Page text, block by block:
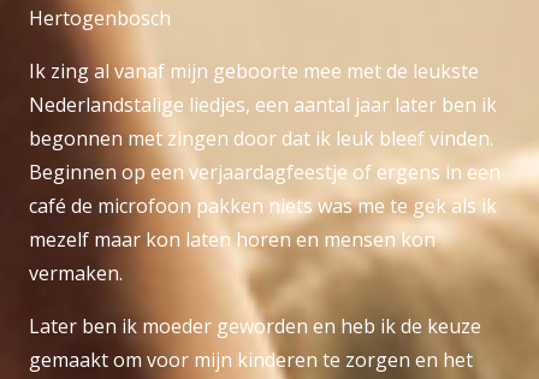
Hertogenbosch
Ik zing al vanaf mijn geboorte mee met de leukste
Nederlandstalige liedjes, een aantal jaar later ben ik
begonnen met zingen door dat ik leuk bleef vinden.
Beginnen op een verjaardagfeestje of ergens in een
café de microfoon pakken niets was me te gek als ik
mezelf maar kon laten horen en mensen kon
vermaken.
Later ben ik moeder geworden en heb ik de keuze
gemaakt om voor mijn kinderen te zorgen en het